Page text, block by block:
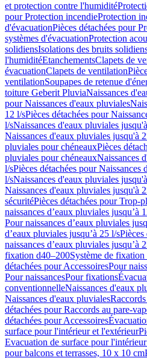
et protection contre l'humidité
pour Protection incendieProtection
d'évacuationPièces détachées pour
systèmes d'évacuationProtection
solidiensIsolations des bruits
l'humiditéEtanchementsClapets de
évacuationClapets de ventilation
ventilationSoupapes de retenue
toiture Geberit PluviaNaissances
pour Naissances d'eaux pluviales
12 l/sPièces détachées pour
l/sNaissances d'eaux pluviales
Naissances d'eaux pluviales jusqu'à
pluviales pour chéneauxPièces
pluviales pour chéneauxNaissances
l/sPièces détachées pour
l/sNaissances d'eaux pluviales
Naissances d'eaux pluviales jusqu'à
sécuritéPièces détachées pour Trop-
naissances d’eaux pluviales jusqu’à
Pour naissances d’eaux pluviales
d’eaux pluviales jusqu’à 25 l/sPièces
naissances d’eaux pluviales jusqu’à
fixation d40–200Système de
détachées pour AccessoiresPour
Pour naissancesPour fixations
conventionnelleNaissances d'eaux
Naissances d'eaux pluviales
détachées pour Raccords au pare-
détachées pour Accessoires
surface pour l'intérieur et l'extérieur
Evacuation de surface pour
pour balcons et terrasses, 10 x 10 cm